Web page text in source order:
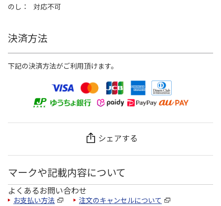
のし
対応不可
決済方法
下記の決済方法がご利用頂けます。
シェアする
マークや記載内容について
よくあるお問い合わせ
お支払い方法 注文のキャンセルについて